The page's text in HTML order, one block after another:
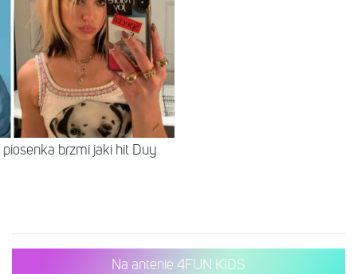
brzmi jaki hit Duy
Na antenie 4FUN KIDS